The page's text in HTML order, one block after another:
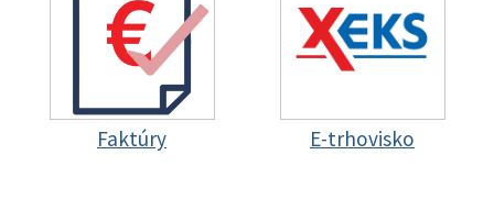
Faktúry E-trhovisko